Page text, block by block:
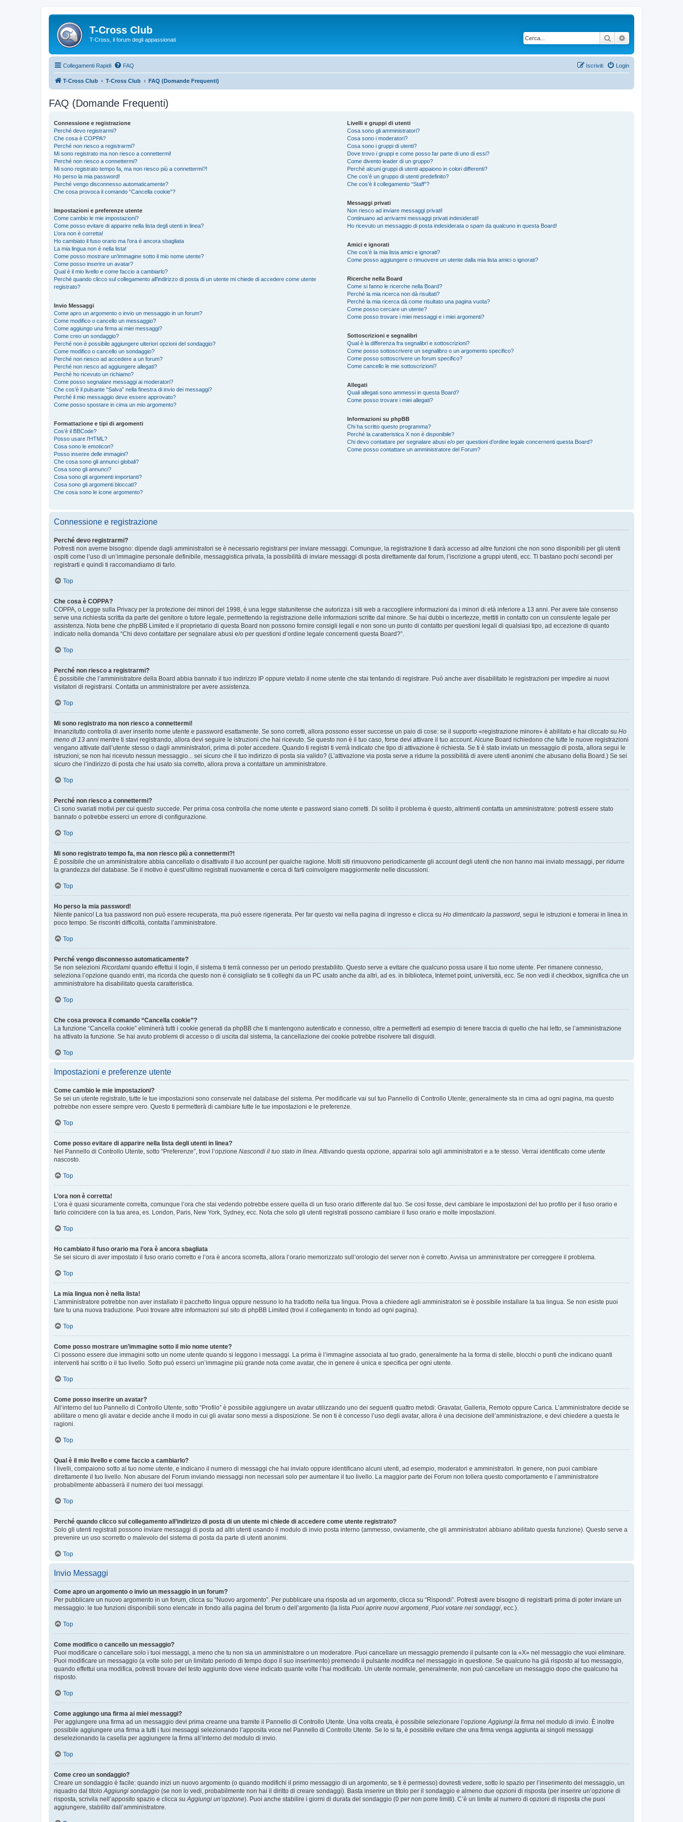
T-Cross Club
T-Cross, il forum degli appassionati Cerca
Collegamenti Rapidi FAQ Login
Iscriviti
T-Cross Club T-Cross Club FAQ (Domande Frequenti)
FAQ (Domande Frequenti)
Connessione e registrazione
Perché devo registrarmi?
Che cosa è COPPA?
Perché non riesco a registrarmi?
Mi sono registrato ma non riesco a connettermi!
Perché non riesco a connettermi?
Mi sono registrato tempo fa, ma non riesco più a connettermi?!
Ho perso la mia password!
Perché vengo disconnesso automaticamente?
Che cosa provoca il comando “Cancella cookie”?
Impostazioni e preferenze utente
Come cambio le mie impostazioni?
Come posso evitare di apparire nella lista degli utenti in linea?
L’ora non è corretta!
Ho cambiato il fuso orario ma l’ora è ancora sbagliata
La mia lingua non è nella lista!
Come posso mostrare un’immagine sotto il mio nome utente?
Come posso inserire un avatar?
Qual è il mio livello e come faccio a cambiarlo?
Perché quando clicco sul collegamento all’indirizzo di posta di un utente mi chiede di accedere come utente
registrato?
Invio Messaggi
Come apro un argomento o invio un messaggio in un forum?
Come modifico o cancello un messaggio?
Come aggiungo una firma ai miei messaggi?
Come creo un sondaggio?
Perché non è possibile aggiungere ulteriori opzioni del sondaggio?
Come modifico o cancello un sondaggio?
Perché non riesco ad accedere a un forum?
Perché non riesco ad aggiungere allegati?
Perché ho ricevuto un richiamo?
Come posso segnalare messaggi ai moderatori?
Che cos’è il pulsante “Salva” nella finestra di invio dei messaggi?
Perché il mio messaggio deve essere approvato?
Come posso spostare in cima un mio argomento?
Formattazione e tipi di argomenti
Cos’è il BBCode?
Posso usare l’HTML?
Cosa sono le emoticon?
Posso inserire delle immagini?
Che cosa sono gli annunci globali?
Cosa sono gli annunci?
Cosa sono gli argomenti importanti?
Cosa sono gli argomenti bloccati?
Che cosa sono le icone argomento?
Livelli e gruppi di utenti
Cosa sono gli amministratori?
Cosa sono i moderatori?
Cosa sono i gruppi di utenti?
Dove trovo i gruppi e come posso far parte di uno di essi?
Come divento leader di un gruppo?
Perché alcuni gruppi di utenti appaiono in colori differenti?
Che cos’è un gruppo di utenti predefinito?
Che cos’è il collegamento “Staff”?
Messaggi privati
Non riesco ad inviare messaggi privati!
Continuano ad arrivarmi messaggi privati indesiderati!
Ho ricevuto un messaggio di posta indesiderata o spam da qualcuno in questa Board!
Amici e ignorati
Che cos’è la mia lista amici e ignorati?
Come posso aggiungere o rimuovere un utente dalla mia lista amici o ignorati?
Ricerche nella Board
Come si fanno le ricerche nella Board?
Perché la mia ricerca non dà risultati?
Perché la mia ricerca dà come risultato una pagina vuota?
Come posso cercare un utente?
Come posso trovare i miei messaggi e i miei argomenti?
Sottoscrizioni e segnalibri
Qual è la differenza fra segnalibri e sottoscrizioni?
Come posso sottoscrivere un segnalibro o un argomento specifico?
Come posso sottoscrivere un forum specifico?
Come cancello le mie sottoscrizioni?
Allegati
Quali allegati sono ammessi in questa Board?
Come posso trovare i miei allegati?
Informazioni su phpBB
Chi ha scritto questo programma?
Perché la caratteristica X non è disponibile?
Chi devo contattare per segnalare abusi e/o per questioni d’ordine legale concernenti questa Board?
Come posso contattare un amministratore del Forum?
Connessione e registrazione
Perché devo registrarmi?
Potresti non averne bisogno: dipende dagli amministratori se è necessario registrarsi per inviare messaggi. Comunque, la registrazione ti darà accesso ad altre funzioni che non sono disponibili per gli utenti
ospiti come l’uso di un’immagine personale definibile, messaggistica privata, la possibilità di inviare messaggi di posta direttamente dal forum, l’iscrizione a gruppi utenti, ecc. Ti bastano pochi secondi per
registrarti e quindi ti raccomandiamo di farlo.
Top
Che cosa è COPPA?
COPPA, o Legge sulla Privacy per la protezione dei minori del 1998, è una legge statunitense che autorizza i siti web a raccogliere informazioni da i minori di età inferiore a 13 anni. Per avere tale consenso
serve una richiesta scritta da parte del genitore o tutore legale, permettendo la registrazione delle informazioni scritte dal minore. Se hai dubbi o incertezze, mettiti in contatto con un consulente legale per
assistenza. Nota bene che phpBB Limited e il proprietario di questa Board non possono fornire consigli legali e non sono un punto di contatto per questioni legali di qualsiasi tipo, ad eccezione di quanto
indicato nella domanda “Chi devo contattare per segnalare abusi e/o per questioni d’ordine legale concernenti questa Board?”.
Top
Perché non riesco a registrarmi?
È possibile che l’amministratore della Board abbia bannato il tuo indirizzo IP oppure vietato il nome utente che stai tentando di registrare. Può anche aver disabilitato le registrazioni per impedire ai nuovi
visitatori di registrarsi. Contatta un amministratore per avere assistenza.
Top
Mi sono registrato ma non riesco a connettermi!
Innanzitutto controlla di aver inserito nome utente e password esattamente. Se sono corretti, allora possono esser successe un paio di cose: se il supporto «registrazione minore» è abilitato e hai cliccato su Ho
meno di 13 anni mentre ti stavi registrando, allora devi seguire le istruzioni che hai ricevuto. Se questo non è il tuo caso, forse devi attivare il tuo account. Alcune Board richiedono che tutte le nuove registrazioni
vengano attivate dall’utente stesso o dagli amministratori, prima di poter accedere. Quando ti registri ti verrà indicato che tipo di attivazione è richiesta. Se ti è stato inviato un messaggio di posta, allora segui le
istruzioni; se non hai ricevuto nessun messaggio... sei sicuro che il tuo indirizzo di posta sia valido? (L’attivazione via posta serve a ridurre la possibilità di avere utenti anonimi che abusano della Board.) Se sei
sicuro che l’indirizzo di posta che hai usato sia corretto, allora prova a contattare un amministratore.
Top
Perché non riesco a connettermi?
Ci sono svariati motivi per cui questo succede. Per prima cosa controlla che nome utente e password siano corretti. Di solito il problema è questo, altrimenti contatta un amministratore: potresti essere stato
bannato o potrebbe esserci un errore di configurazione.
Top
Mi sono registrato tempo fa, ma non riesco più a connettermi?!
È possibile che un amministratore abbia cancellato o disattivato il tuo account per qualche ragione. Molti siti rimuovono periodicamente gli account degli utenti che non hanno mai inviato messaggi, per ridurre
la grandezza del database. Se il motivo è quest’ultimo registrati nuovamente e cerca di farti coinvolgere maggiormente nelle discussioni.
Top
Ho perso la mia password!
Niente panico! La tua password non può essere recuperata, ma può essere rigenerata. Per far questo vai nella pagina di ingresso e clicca su Ho dimenticato la password , segui le istruzioni e tornerai in linea in
poco tempo. Se riscontri difficoltà, contatta l’amministratore.
Top
Perché vengo disconnesso automaticamente?
Se non selezioni Ricordami quando effettui il login, il sistema ti terrà connesso per un periodo prestabilito. Questo serve a evitare che qualcuno possa usare il tuo nome utente. Per rimanere connesso,
seleziona l’opzione quando entri, ma ricorda che questo non è consigliato se ti colleghi da un PC usato anche da altri, ad es. in biblioteca, Internet point, università, ecc. Se non vedi il checkbox, significa che un
amministratore ha disabilitato questa caratteristica.
Top
Che cosa provoca il comando “Cancella cookie”?
La funzione “Cancella cookie” eliminerà tutti i cookie generati da phpBB che ti mantengono autenticato e connesso, oltre a permetterti ad esempio di tenere traccia di quello che hai letto, se l’amministrazione
ha attivato la funzione. Se hai avuto problemi di accesso o di uscita dal sistema, la cancellazione dei cookie potrebbe risolvere tali disguidi.
Top
Impostazioni e preferenze utente
Come cambio le mie impostazioni?
Se sei un utente registrato, tutte le tue impostazioni sono conservate nel database del sistema. Per modificarle vai sul tuo Pannello di Controllo Utente; generalmente sta in cima ad ogni pagina, ma questo
potrebbe non essere sempre vero. Questo ti permetterà di cambiare tutte le tue impostazioni e le preferenze.
Top
Come posso evitare di apparire nella lista degli utenti in linea?
Nel Pannello di Controllo Utente, sotto “Preferenze”, trovi l’opzione Nascondi il tuo stato in linea . Attivando questa opzione, apparirai solo agli amministratori e a te stesso. Verrai identificato come utente
nascosto.
Top
L’ora non è corretta!
L’ora è quasi sicuramente corretta, comunque l’ora che stai vedendo potrebbe essere quella di un fuso orario differente dal tuo. Se così fosse, devi cambiare le impostazioni del tuo profilo per il fuso orario e
farlo coincidere con la tua area, es. London, Paris, New York, Sydney, ecc. Nota che solo gli utenti registrati possono cambiare il fuso orario e molte impostazioni.
Top
Ho cambiato il fuso orario ma l’ora è ancora sbagliata
Se sei sicuro di aver impostato il fuso orario corretto e l’ora è ancora scorretta, allora l’orario memorizzato sull’orologio del server non è corretto. Avvisa un amministratore per correggere il problema.
Top
La mia lingua non è nella lista!
L’amministratore potrebbe non aver installato il pacchetto lingua oppure nessuno lo ha tradotto nella tua lingua. Prova a chiedere agli amministratori se è possibile installare la tua lingua. Se non esiste puoi
fare tu una nuova traduzione. Puoi trovare altre informazioni sul sito di phpBB Limited (trovi il collegamento in fondo ad ogni pagina).
Top
Come posso mostrare un’immagine sotto il mio nome utente?
Ci possono essere due immagini sotto un nome utente quando si leggono i messaggi. La prima è l’immagine associata al tuo grado, generalmente ha la forma di stelle, blocchi o punti che indicano quanti
interventi hai scritto o il tuo livello. Sotto può esserci un’immagine più grande nota come avatar, che in genere è unica e specifica per ogni utente.
Top
Come posso inserire un avatar?
All’interno del tuo Pannello di Controllo Utente, sotto “Profilo” è possibile aggiungere un avatar utilizzando uno dei seguenti quattro metodi: Gravatar, Galleria, Remoto oppure Carica. L’amministratore decide se
abilitare o meno gli avatar e decide anche il modo in cui gli avatar sono messi a disposizione. Se non ti è concesso l’uso degli avatar, allora è una decisione dell’amministrazione, e devi chiedere a questa le
ragioni.
Top
Qual è il mio livello e come faccio a cambiarlo?
I livelli, compaiono sotto al tuo nome utente, e indicano il numero di messaggi che hai inviato oppure identificano alcuni utenti, ad esempio, moderatori e amministratori. In genere, non puoi cambiare
direttamente il tuo livello. Non abusare del Forum inviando messaggi non necessari solo per aumentare il tuo livello. La maggior parte dei Forum non tollera questo comportamento e l’amministratore
probabilmente abbasserà il numero dei tuoi messaggi.
Top
Perché quando clicco sul collegamento all’indirizzo di posta di un utente mi chiede di accedere come utente registrato?
Solo gli utenti registrati possono inviare messaggi di posta ad altri utenti usando il modulo di invio posta interno (ammesso, ovviamente, che gli amministratori abbiano abilitato questa funzione). Questo serve a
prevenire un uso scorretto o malevolo del sistema di posta da parte di utenti anonimi.
Top
Invio Messaggi
Come apro un argomento o invio un messaggio in un forum?
Per pubblicare un nuovo argomento in un forum, clicca su “Nuovo argomento”. Per pubblicare una risposta ad un argomento, clicca su “Rispondi”. Potresti avere bisogno di registrarti prima di poter inviare un
messaggio: le tue funzioni disponibili sono elencate in fondo alla pagina del forum o dell’argomento (la lista Puoi aprire nuovi argomenti Puoi votare nei sondaggi , ecc.).
Top
Come modifico o cancello un messaggio?
Puoi modificare o cancellare solo i tuoi messaggi, a meno che tu non sia un amministratore o un moderatore. Puoi cancellare un messaggio premendo il pulsante con la «X» nel messaggio che vuoi eliminare.
Puoi modificare un messaggio (a volte solo per un limitato periodo di tempo dopo il suo inserimento) premendo il pulsante modifica nel messaggio in questione. Se qualcuno ha già risposto al tuo messaggio,
quando effettui una modifica, potresti trovare del testo aggiunto dove viene indicato quante volte l’hai modificato. Un utente normale, generalmente, non può cancellare un messaggio dopo che qualcuno ha
risposto.
Top
Come aggiungo una firma ai miei messaggi?
Per aggiungere una firma ad un messaggio devi prima crearne una tramite il Pannello di Controllo Utente. Una volta creata, è possibile selezionare l’opzione Aggiungi la firma nel modulo di invio. È inoltre
possibile aggiungere una firma a tutti i tuoi messaggi selezionando l’apposita voce nel Pannello di Controllo Utente. Se lo si fa, è possibile evitare che una firma venga aggiunta ai singoli messaggi
deselezionando la casella per aggiungere la firma all’interno del modulo di invio.
Top
Come creo un sondaggio?
Creare un sondaggio è facile: quando inizi un nuovo argomento (o quando modifichi il primo messaggio di un argomento, se ti è permesso) dovresti vedere, sotto lo spazio per l’inserimento del messaggio, un
riquadro dal titolo Aggiungi sondaggio (se non lo vedi, probabilmente non hai il diritto di creare sondaggi). Basta inserire un titolo per il sondaggio e almeno due opzioni di risposta (per inserire un’opzione di
risposta, scrivila nell’apposito spazio e clicca su Aggiungi un’opzione). Puoi anche stabilire i giorni di durata del sondaggio (0 per non porre limiti). C’è un limite al numero di opzioni di risposta che puoi
aggiungere, stabilito dall’amministratore.